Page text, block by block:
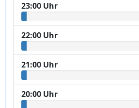
23:00 Uhr
22:00 Uhr
21:00 Uhr
20:00 Uhr